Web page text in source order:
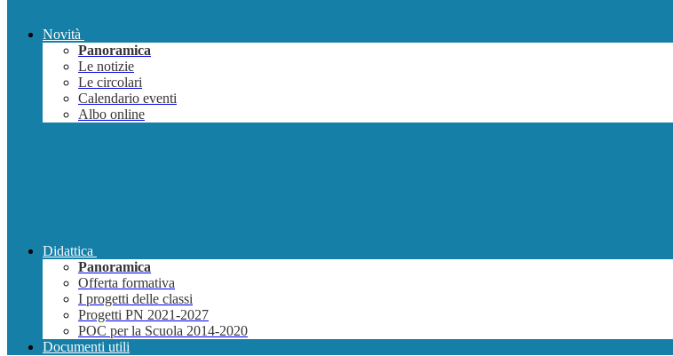
Novità
Panoramica
Le notizie
Le circolari
Calendario eventi
Albo online
Didattica
Panoramica
Offerta formativa
I progetti delle classi
Progetti PN 2021-2027
POC per la Scuola 2014-2020
Documenti utili